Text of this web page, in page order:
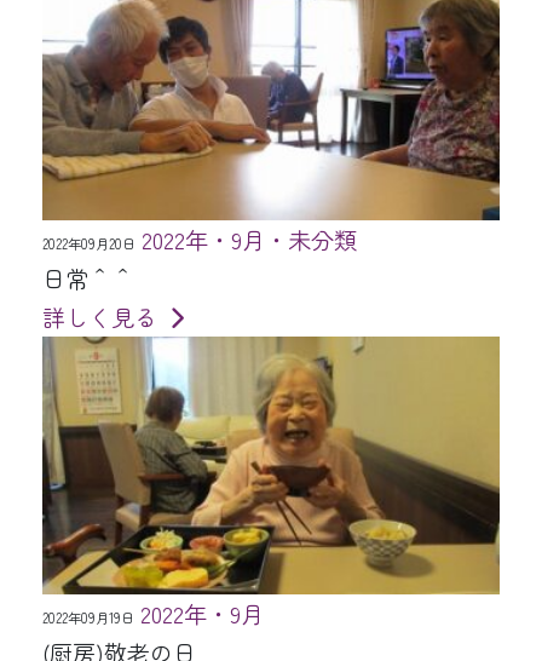
2022年09月20日 2022年・9月・未分類
日常＾＾
詳しく見る
2022年09月19日 2022年・9月
(厨房)敬老の日